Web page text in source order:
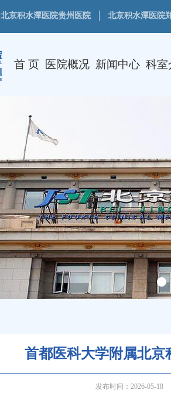
北京积水潭医院贵州医院 北京积水潭医院
首 页 医院概况 新闻中心 科室
首都医科大学附属北
发布时间：2026-05-18